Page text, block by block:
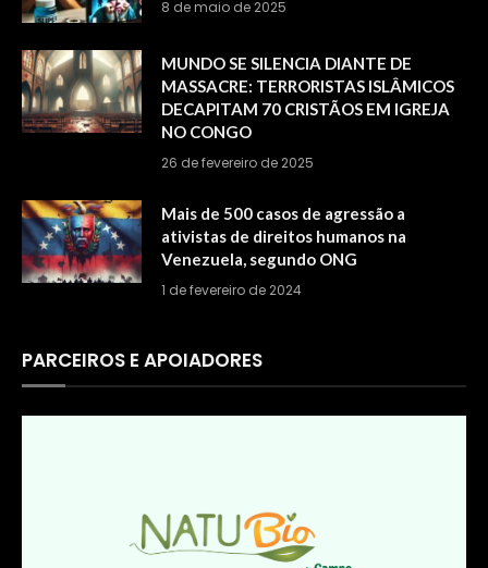
8 de maio de 2025
MUNDO SE SILENCIA DIANTE DE
MASSACRE: TERRORISTAS ISLÂMICOS
DECAPITAM 70 CRISTÃOS EM IGREJA
NO CONGO
26 de fevereiro de 2025
Mais de 500 casos de agressão a
ativistas de direitos humanos na
Venezuela, segundo ONG
1 de fevereiro de 2024
PARCEIROS E APOIADORES